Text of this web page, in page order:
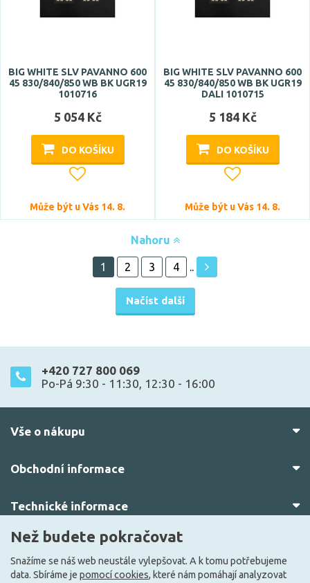
BIG WHITE SLV PAVANNO 600
45 830/840/850 WB BK UGR19
1010716
5 054 Kč
DO KOŠÍKU
Může být u Vás 14. 8.
BIG WHITE SLV PAVANNO 600
45 830/840/850 WB BK UGR19
DALI 1010715
5 184 Kč
DO KOŠÍKU
Může být u Vás 14. 8.
Nahoru
Načíst další
1 2 3 4 ..
+420 727 800 069
Po-Pá 9:30 - 11:30, 12:30 - 16:00
Vše o nákupu
Obchodní informace
Technické informace
O nás
Než budete pokračovat
Snažíme se náš web neustále vylepšovat. A k tomu potřebujeme
data. Sbíráme je pomocí cookies, které nám pomáhají analyzovat